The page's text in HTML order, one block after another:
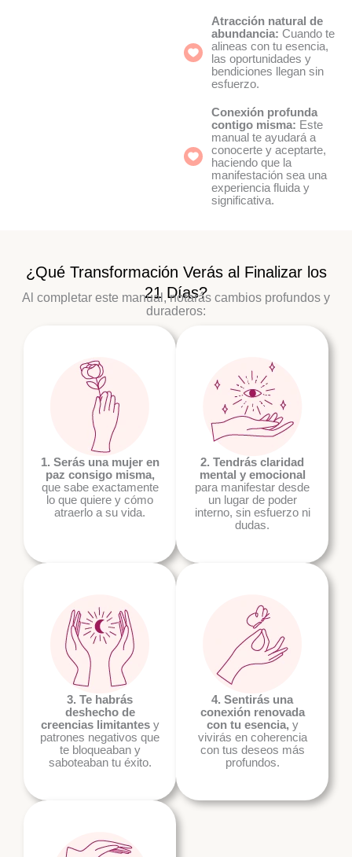
Atracción natural de
abundancia: Cuando te
alineas con tu esencia,
las oportunidades y
bendiciones llegan sin
esfuerzo.
Conexión profunda
contigo misma: Este
manual te ayudará a
conocerte y aceptarte,
haciendo que la
manifestación sea una
experiencia fluida y
significativa.
¿Qué Transformación Verás al Finalizar los
21 Días?
Al completar este manual, notarás cambios profundos y
duraderos:
1. Serás una mujer en
paz consigo misma,
que sabe exactamente
lo que quiere y cómo
atraerlo a su vida.
2. Tendrás claridad
mental y emocional
para manifestar desde
un lugar de poder
interno, sin esfuerzo ni
dudas.
3. Te habrás
deshecho de
creencias limitantesy
patrones negativos que
te bloqueaban y
saboteaban tu éxito.
4. Sentirás una
conexión renovada
con tu esencia, y
vivirás en coherencia
con tus deseos más
profundos.